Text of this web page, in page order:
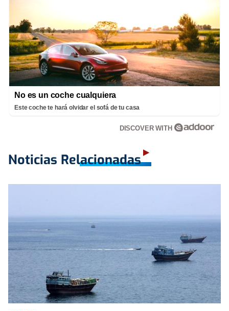
No es un coche cualquiera
Este coche te hará olvidar el sofá de tu casa
DISCOVER WITH
Noticias Relacionadas